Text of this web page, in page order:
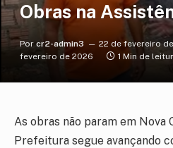
Obras na
Por cr2-admin3 22 de fevereiro
fevereiro de 2026
1 Min de
As obras não param em Nova
Prefeitura segue avançando